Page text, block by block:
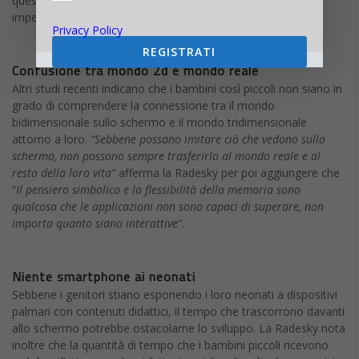
impegnarsi in modo diretto con i loro neonati.
Confusione tra mondo 2d e mondo reale
Altri studi recenti indicano che i bambini così piccoli non siano in
grado di comprendere la connessione tra il mondo
bidimensionale sullo schermo e il mondo tridimensionale
attorno a loro. “Sebbene possano imitare ciò che vedono sullo
schermo, non possono sempre trasferirlo al mondo reale e al
resto della loro vita” afferma la Radesky per poi aggiungere che
“Il pensiero simbolico e la flessibilità della memoria sono
qualcosa che le applicazioni non sono capaci di superare, non
importa quanto siano interattive“.
Niente smartphone ai neonati
Sebbene i genitori stiano esponendo i loro neonati a dispositivi
palmari con contenuti didattici, il tempo che trascorrono davanti
allo schermo potrebbe ostacolarne lo sviluppo. La Radesky nota
inoltre che la quantità di tempo che i bambini piccoli ricevono
Privacy Policy
REGISTRATI